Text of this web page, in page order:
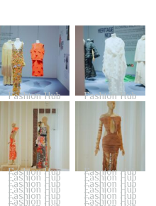
Fashion Hub Fashion Hub
Fashion Hub Fashion Hub
Fashion Hub Fashion Hub
Fashion Hub Fashion Hub
Fashion Hub Fashion Hub
Fashion Hub Fashion Hub
Fashion Hub Fashion Hub